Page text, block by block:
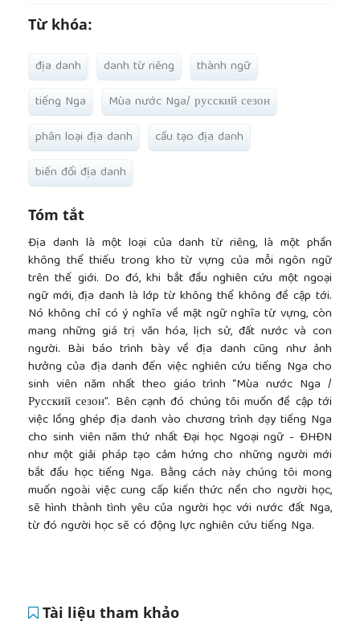
Từ khóa:
địa danh danh từ riêng
thành ngữ
tiếng Nga
Mùa nước Nga/ русский сезон
phân loại địa danh
cấu tạo địa danh
biến đổi địa danh
Tóm tắt
Địa danh là một loại của danh từ riêng, là một phần
không thể thiếu trong kho từ vựng của mỗi ngôn ngữ
trên thế giới. Do đó, khi bắt đầu nghiên cứu một ngoại
ngữ mới, địa danh là lớp từ không thể không đề cập tới.
Nó không chỉ có ý nghĩa về mặt ngữ nghĩa từ vựng, còn
mang những giá trị văn hóa, lịch sử, đất nước và con
người. Bài báo trình bày về địa danh cũng như ảnh
hưởng của địa danh đến việc nghiên cứu tiếng Nga cho
sinh viên năm nhất theo giáo trình “Mùa nước Nga /
Русский сезон”. Bên cạnh đó chúng tôi muốn đề cập tới
việc lồng ghép địa danh vào chương trình dạy tiếng Nga
cho sinh viên năm thứ nhất Đại học Ngoại ngữ - ĐHĐN
như một giải pháp tạo cảm hứng cho những người mới
bắt đầu học tiếng Nga. Bằng cách này chúng tôi mong
muốn ngoài việc cung cấp kiến thức nền cho người học,
sẽ hình thành tình yêu của người học với nước đất Nga,
từ đó người học sẽ có động lực nghiên cứu tiếng Nga.
Tài liệu tham khảo